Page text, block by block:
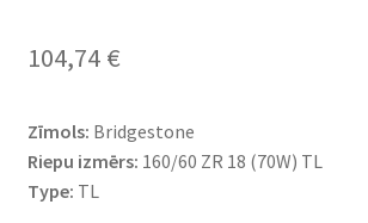
104,74 €
Zīmols: Bridgestone
Riepu izmērs: 160/60 ZR 18 (70W) TL
Type: TL